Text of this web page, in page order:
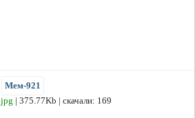
Мем-921
jpg | 375.77Kb | скачали: 169